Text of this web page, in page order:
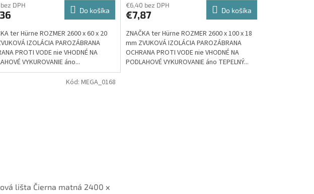
DPH
Do košíka
ter Hürne ROZMER 2600 x 60 x 20
IZOLÁCIA PAROZÁBRANA
PROTI VODE nie VHODNÉ NA
VYKUROVANIE áno...
€6,40 bez DPH
€7,87 Do košíka
ZNAČKA ter Hürne ROZMER 2600 x 100 x 18
mm ZVUKOVÁ IZOLÁCIA PAROZÁBRANA
OCHRANA PROTI VODE nie VHODNÉ NA
PODLAHOVÉ VYKUROVANIE áno TEPELNÝ...
lišta Čierna matná 2400 x
Kód: MEGA_0168